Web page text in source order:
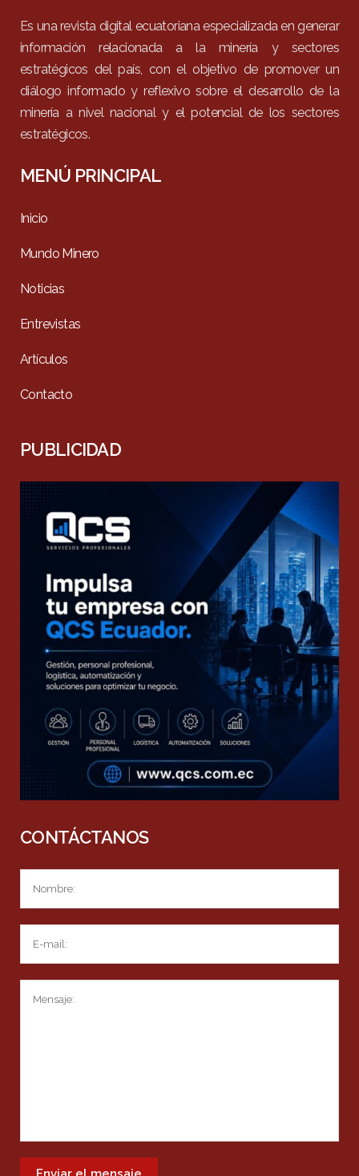
Es una revista digital ecuatoriana especializada en generar
información relacionada a la minería y sectores
estratégicos del país, con el objetivo de promover un
diálogo informado y reflexivo sobre el desarrollo de la
minería a nivel nacional y el potencial de los sectores
estratégicos.
MENÚ PRINCIPAL
Inicio
Mundo Minero
Noticias
Entrevistas
Artículos
Contacto
PUBLICIDAD
CONTÁCTANOS